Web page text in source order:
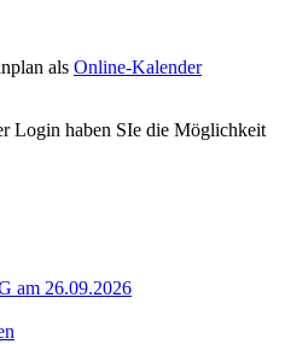
als Online-Kalender
Login haben SIe die Möglichkeit
am 26.09.2026